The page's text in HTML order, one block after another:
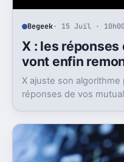
Begeek· 15 Juil ·
X : les réponses
vont enfin
X ajuste son
réponses de vos